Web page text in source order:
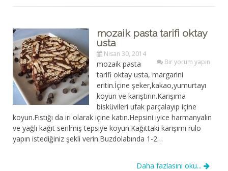
mozaik pasta tarifi oktay
usta
Nisan 30, 2014
Bir yorum yapın
mozaik pasta
tarifi oktay usta, margarini
eritin.İçine şeker,kakao,yumurtayı
koyun ve karıştırın.Karışıma
bisküvileri ufak parçalayıp içine
koyun.Fıstığı da iri olarak içine katın.Hepsini iyice harmanyalın
ve yağlı kağıt serilmiş tepsiye koyun.Kağıttaki karışımı rulo
yapın istediğiniz şekli verin.Buzdolabında 1-2…
Daha fazlasını oku...